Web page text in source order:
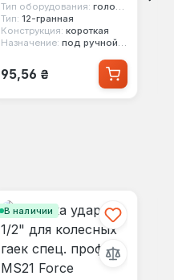
Тип оборудования: головка стандартная
Тип: 12-гранная
Конструкция: короткая
Назначение: под ручной инструмент
Обычная цена:
95,56 ₴
В наличии